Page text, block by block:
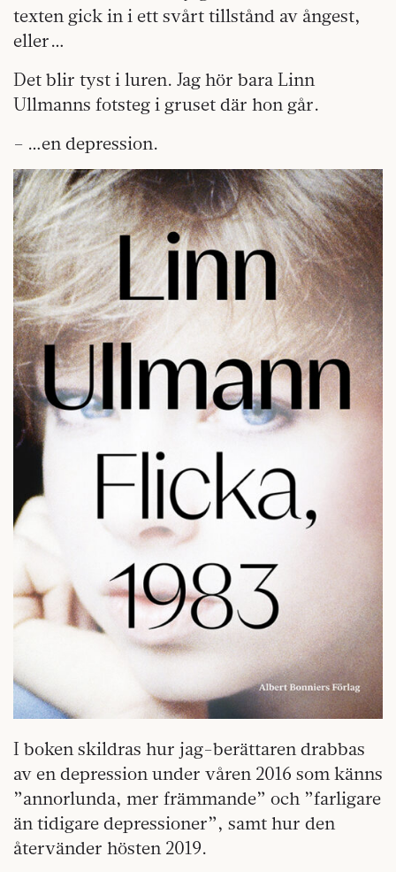
texten gick in i ett svårt tillstånd av ångest,
eller …
Det blir tyst i luren. Jag hör bara Linn
Ullmanns fotsteg i gruset där hon går.
– …en depression.
I boken skildras hur jag-berättaren drabbas
av en depression under våren 2016 som känns
”annorlunda, mer främmande” och ”farligare
än tidigare depressioner”, samt hur den
återvänder hösten 2019.